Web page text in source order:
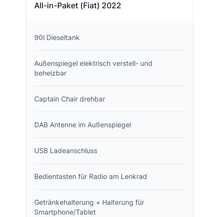
All-in-Paket (Fiat) 2022
90l Dieseltank
Außenspiegel elektrisch verstell- und
beheizbar
Captain Chair drehbar
DAB Antenne im Außenspiegel
USB Ladeanschluss
Bedientasten für Radio am Lenkrad
Getränkehalterung + Halterung für
Smartphone/Tablet